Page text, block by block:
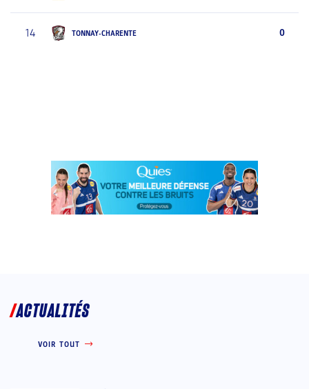
14 TONNAY-CHARENTE 0
ACTUALITÉS
VOIR TOUT